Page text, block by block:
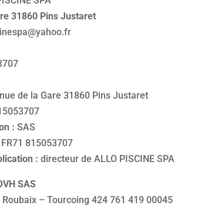
31860 Pins Justaret
de la Gare 31860 Pins Justaret
:SAS
FR71 815053707
:directeur de ALLO PISCINE SPA
SAS
– Tourcoing 424 761 419 00045